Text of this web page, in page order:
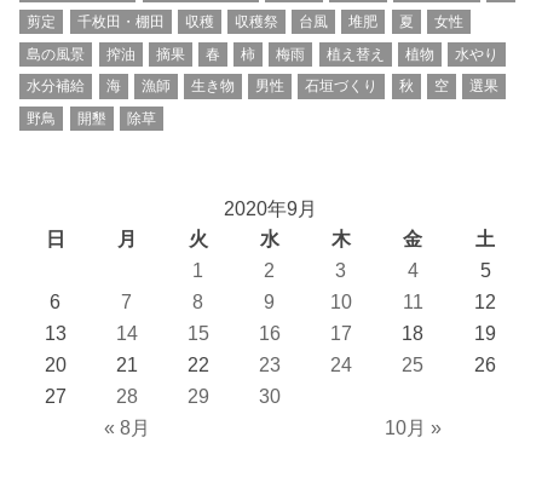
剪定
千枚田・棚田 収穫 収穫祭 台風 堆肥 夏
女性
島の風景
搾油 摘果 春 柿 梅雨 植え替え 植物
水やり
水分補給
海 漁師 生き物 男性 石垣づくり 秋 空
選果
野鳥
開墾 除草
2020年9月
日
月 火 水 木 金 土
« 8月 10月 »
1 2 3 4
5
6
7 8 9 10 11
12
13
14 15 16 17 18
19
20
21 22 23 24 25
26
27
28 29 30